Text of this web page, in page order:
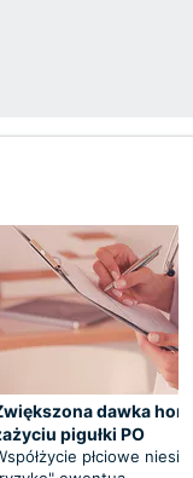
dawka
pigułki PO
płciowe